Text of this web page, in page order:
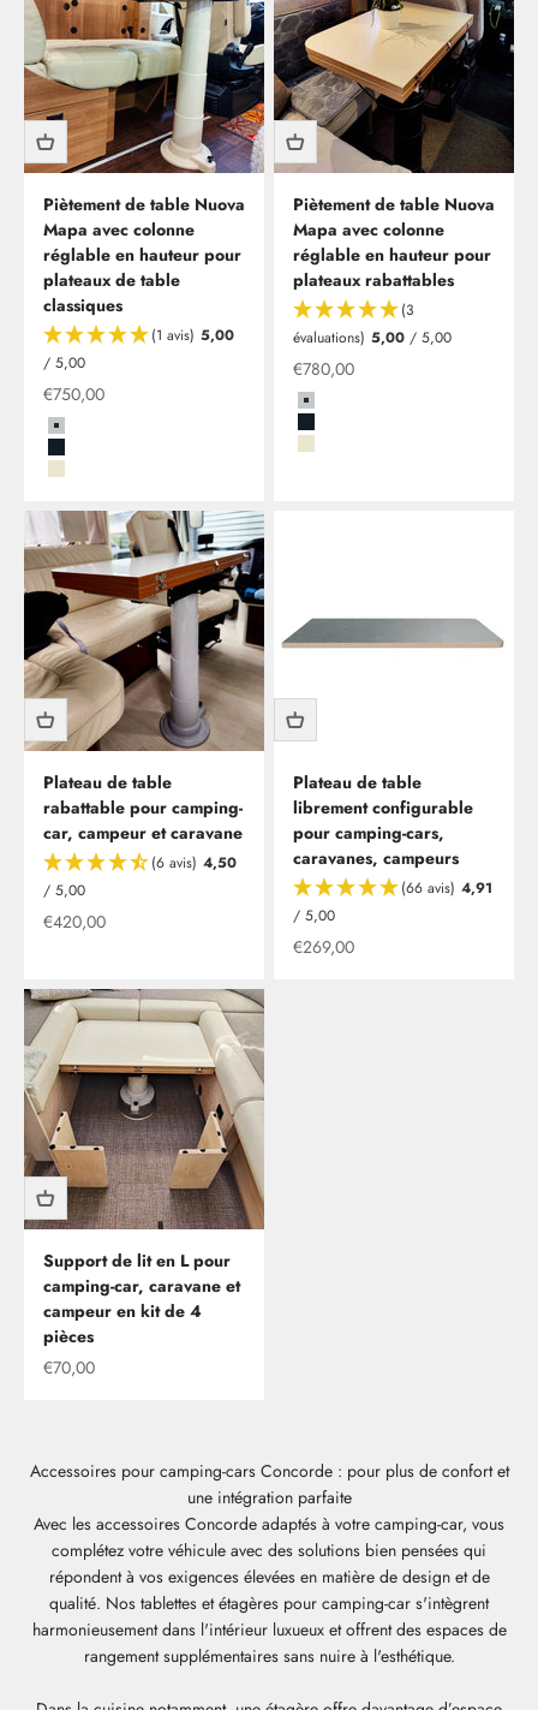
Piètement de table Nuova
Mapa avec colonne
réglable en hauteur pour
plateaux de table
classiques
(1 avis) 5,00
/ 5,00
Offre
€750,00
Grau
Schwarz
Beige
Piètement de table Nuova
Mapa avec colonne
réglable en hauteur pour
plateaux rabattables
(3
évaluations) 5,00 / 5,00
Offre
€780,00
Grau
Schwarz
Beige
Plateau de table
rabattable pour camping-
car, campeur et caravane
(6 avis) 4,50
/ 5,00
Offre à partir de
€420,00
Plateau de table
librement configurable
pour camping-cars,
caravanes, campeurs
(66 avis) 4,91
/ 5,00
Offre à partir de
€269,00
Support de lit en L pour
camping-car, caravane et
campeur en kit de 4
pièces
Offre
€70,00
Accessoires pour camping-cars Concorde : pour plus de confort et
une intégration parfaite
Avec les accessoires Concorde adaptés à votre camping-car, vous
complétez votre véhicule avec des solutions bien pensées qui
répondent à vos exigences élevées en matière de design et de
qualité. Nos tablettes et étagères pour camping-car s'intègrent
harmonieusement dans l'intérieur luxueux et offrent des espaces de
rangement supplémentaires sans nuire à l'esthétique.